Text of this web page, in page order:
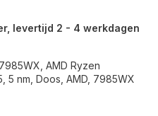
levertijd 2 - 4 werkdagen
AMD Ryzen
5 nm, Doos, AMD, 7985WX